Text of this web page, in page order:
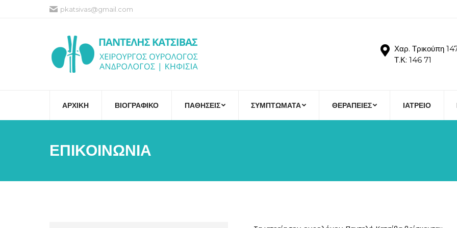
pkatsivas@gmail.com
Χαρ. Τρικούπη
Τ.Κ: 146 71
ΑΡΧΙΚΗ ΒΙΟΓΡΑΦΙΚΟ ΠΑΘΗΣΕΙΣ ΣΥΜΠΤΩΜΑΤΑ ΘΕΡΑΠΕΙΕΣ ΙΑΤΡΕΙΟ
ΕΠΙΚΟΙΝΩΝΙΑ